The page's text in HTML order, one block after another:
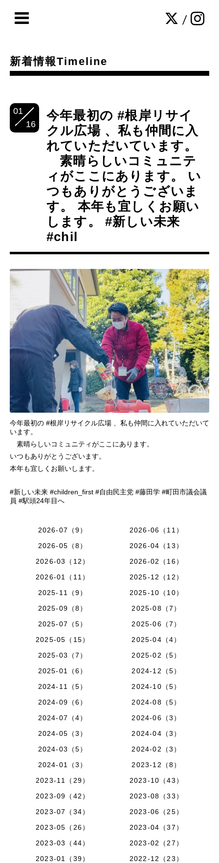
/
新着情報Timeline
01
16
今年最初の #根岸リサイ
クル広場 、私も仲間に入
れていただいています。
素晴らしいコミュニテ
ィがここにあります。 い
つもありがとうございま
す。 本年も宜しくお願い
します。 #新しい未来
#chil
今年最初の #根岸リサイクル広場 、私も仲間に入れていただいて
います。
素晴らしいコミュニティがここにあります。
いつもありがとうございます。
本年も宜しくお願いします。
#新しい未来 #children_first #自由民主党 #藤田学 #町田市議会議
員 #駅頭24年目へ
2026-07（9）
2026-06（11）
2026-05（8）
2026-04（13）
2026-03（12）
2026-02（16）
2026-01（11）
2025-12（12）
2025-11（9）
2025-10（10）
2025-09（8）
2025-08（7）
2025-07（5）
2025-06（7）
2025-05（15）
2025-04（4）
2025-03（7）
2025-02（5）
2025-01（6）
2024-12（5）
2024-11（5）
2024-10（5）
2024-09（6）
2024-08（5）
2024-07（4）
2024-06（3）
2024-05（3）
2024-04（3）
2024-03（5）
2024-02（3）
2024-01（3）
2023-12（8）
2023-11（29）
2023-10（43）
2023-09（42）
2023-08（33）
2023-07（34）
2023-06（25）
2023-05（26）
2023-04（37）
2023-03（44）
2023-02（27）
2023-01（39）
2022-12（23）